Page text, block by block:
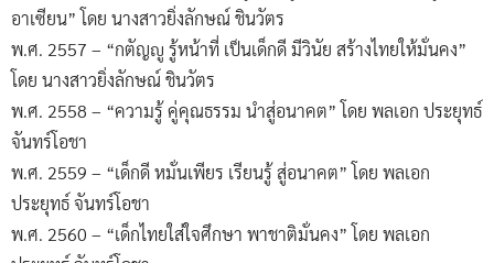
อาเซียน” โดย นางสาวยิ่งลักษณ์ ชินวัตร
พ.ศ. 2557 – “กตัญญู รู้หน้าที่ เป็นเด็กดี มีวินัย สร้างไทยให้มั่นคง”
โดย นางสาวยิ่งลักษณ์ ชินวัตร
พ.ศ. 2558 – “ความรู้ คู่คุณธรรม นำสู่อนาคต” โดย พลเอก ประยุทธ์
จันทร์โอชา
พ.ศ. 2559 – “เด็กดี หมั่นเพียร เรียนรู้ สู่อนาคต” โดย พลเอก
ประยุทธ์ จันทร์โอชา
พ.ศ. 2560 – “เด็กไทยใส่ใจศึกษา พาชาติมั่นคง” โดย พลเอก